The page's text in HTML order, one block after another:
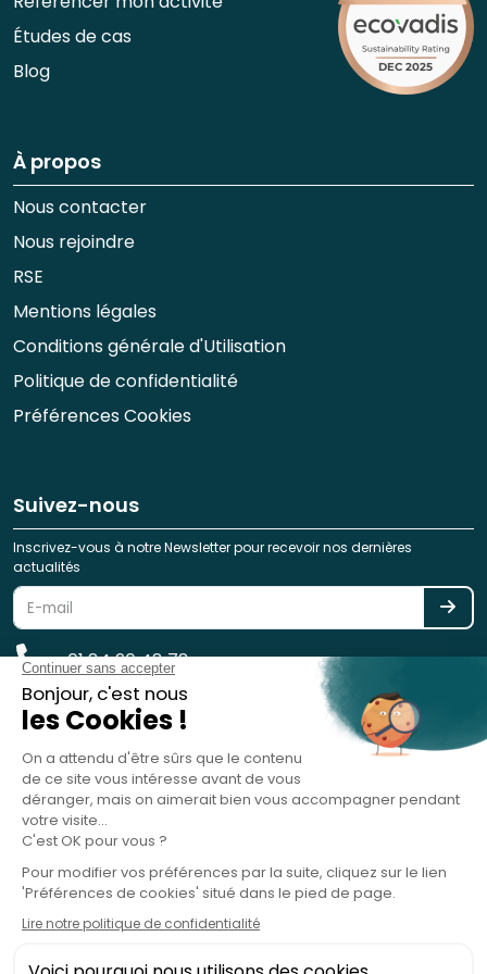
Études de cas
Blog
À propos
Nous contacter
Nous rejoindre
RSE
Mentions légales
Conditions générale d'Utilisation
Politique de confidentialité
Préférences Cookies
Suivez-nous
Inscrivez-vous à notre Newsletter pour recevoir nos dernières
actualités
01 84 20 48 78
reservation@spotlag.com
Voyages et de Séjours - ATOUT France - sous le n° IM075220031 -
rue d'Astorg, 75008 Paris, France - RC Professionnelle : HISCOX SA, 38